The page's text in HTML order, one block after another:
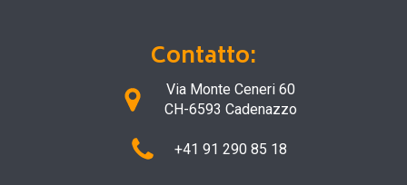
Contatto:
Via Monte Ceneri 60
CH-6593 Cadenazzo
+41 91 290 85 18